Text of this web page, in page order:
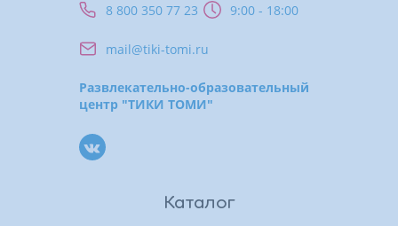
8 800 350 77 23 9:00 - 18:00
mail@tiki-tomi.ru
Развлекательно-образовательный
центр "ТИКИ ТОМИ"
Каталог